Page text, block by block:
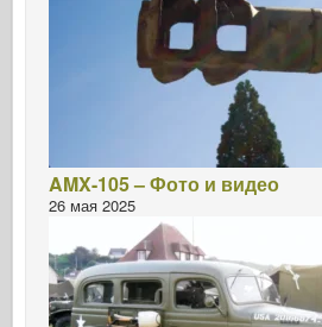
AMX-105 – Фото и видео
26 мая 2025